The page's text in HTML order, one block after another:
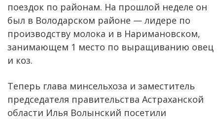
поездок по районам. На прошлой неделе он
был в Володарском районе — лидере по
производству молока и в Наримановском,
занимающем 1 место по выращиванию овец
и коз.
Теперь глава минсельхоза и заместитель
председателя правительства Астраханской
области Илья Волынский посетили